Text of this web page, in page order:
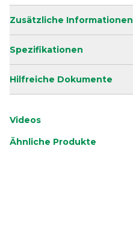
Zusätzliche Informationen
Spezifikationen
Hilfreiche Dokumente
Videos
Ähnliche Produkte